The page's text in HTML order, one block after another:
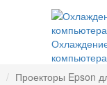
компьютера
Проекторы Epson